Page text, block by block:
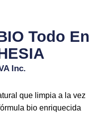
Todo En
Inc.
que limpia a la vez
bio enriquecida